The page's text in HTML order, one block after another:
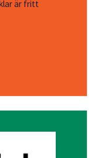
är fritt